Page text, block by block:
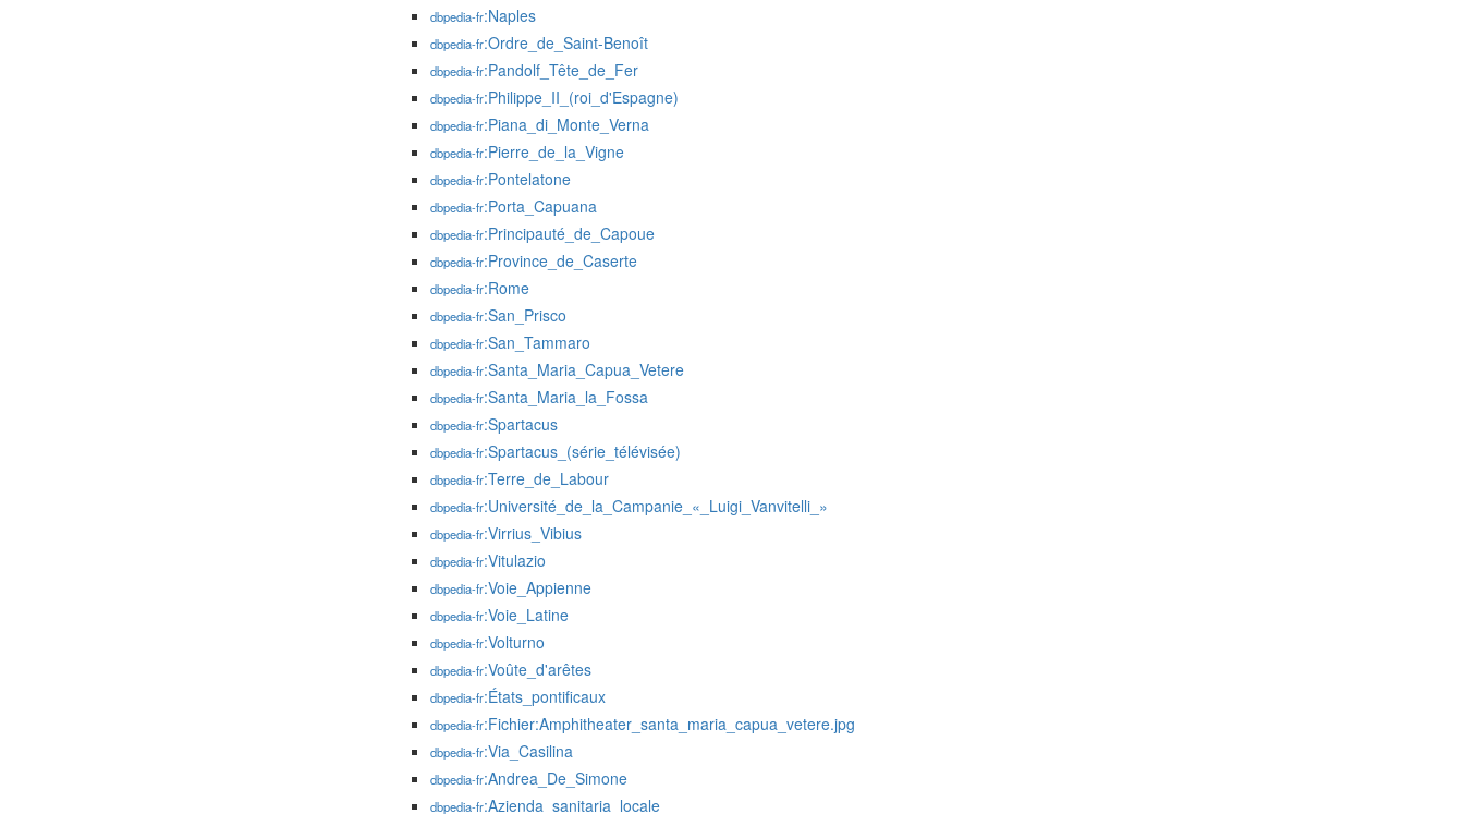
dbpedia-fr:Naples
dbpedia-fr:Ordre_de_Saint-Benoît
dbpedia-fr:Pandolf_Tête_de_Fer
dbpedia-fr:Philippe_II_(roi_d'Espagne)
dbpedia-fr:Piana_di_Monte_Verna
dbpedia-fr:Pierre_de_la_Vigne
dbpedia-fr:Pontelatone
dbpedia-fr:Porta_Capuana
dbpedia-fr:Principauté_de_Capoue
dbpedia-fr:Province_de_Caserte
dbpedia-fr:Rome
dbpedia-fr:San_Prisco
dbpedia-fr:San_Tammaro
dbpedia-fr:Santa_Maria_Capua_Vetere
dbpedia-fr:Santa_Maria_la_Fossa
dbpedia-fr:Spartacus
dbpedia-fr:Spartacus_(série_télévisée)
dbpedia-fr:Terre_de_Labour
dbpedia-fr:Université_de_la_Campanie_«_Luigi_Vanvitelli_»
dbpedia-fr:Virrius_Vibius
dbpedia-fr:Vitulazio
dbpedia-fr:Voie_Appienne
dbpedia-fr:Voie_Latine
dbpedia-fr:Volturno
dbpedia-fr:Voûte_d'arêtes
dbpedia-fr:États_pontificaux
dbpedia-fr:Fichier:Amphitheater_santa_maria_capua_vetere.jpg
dbpedia-fr:Via_Casilina
dbpedia-fr:Andrea_De_Simone
dbpedia-fr:Azienda_sanitaria_locale